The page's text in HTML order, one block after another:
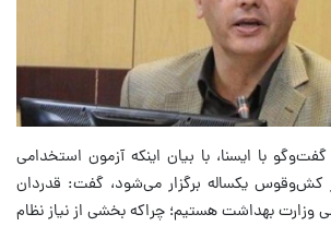
با ایسنا، با بیان اینکه آزمون استخدامی
یکساله برگزار می‌شود، گفت: قدردان
وزارت بهداشت هستیم؛ چراکه بخشی از نیاز نظام